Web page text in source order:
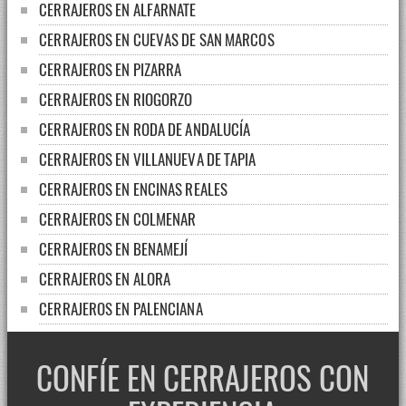
CERRAJEROS EN ALFARNATE
CERRAJEROS EN CUEVAS DE SAN MARCOS
CERRAJEROS EN PIZARRA
CERRAJEROS EN RIOGORZO
CERRAJEROS EN RODA DE ANDALUCÍA
CERRAJEROS EN VILLANUEVA DE TAPIA
CERRAJEROS EN ENCINAS REALES
CERRAJEROS EN COLMENAR
CERRAJEROS EN BENAMEJÍ
CERRAJEROS EN ALORA
CERRAJEROS EN PALENCIANA
CERRAJEROS EN CUEVAS BAJAS
CERRAJEROS EN VILLANUEVA DEL TRABUCO
CERRAJEROS EN ALAMEDA
CONFÍE EN CERRAJEROS CON